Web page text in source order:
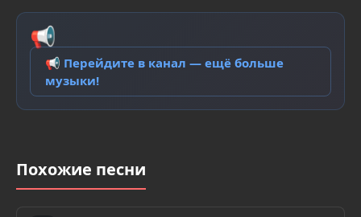
📢
📢 Перейдите в канал — ещё больше
музыки!
Похожие песни